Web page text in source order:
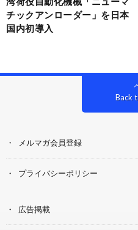
チックアンローダー」を日本
国内初導入
Back
メルマガ会員登録
プライバシーポリシー
広告掲載